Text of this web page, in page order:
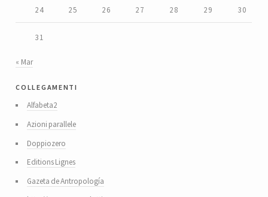
24 25 26 27 28 29 30
31
« Mar
collegamenti
Alfabeta2
Azioni parallele
Doppiozero
Editions Lignes
Gazeta de Antropología